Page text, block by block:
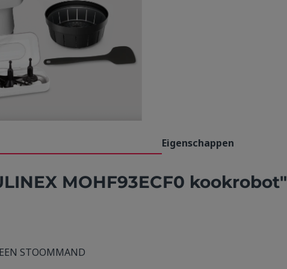
Eigenschappen
MOHF93ECF0 kookrobot"
STOOMMAND